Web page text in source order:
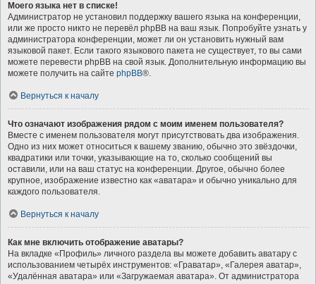
Моего языка нет в списке!
Администратор не установил поддержку вашего языка на конференции,
или же просто никто не перевёл phpBB на ваш язык. Попробуйте узнать у
администратора конференции, может ли он установить нужный вам
языковой пакет. Если такого языкового пакета не существует, то вы сами
можете перевести phpBB на свой язык. Дополнительную информацию вы
можете получить на сайте phpBB®.
Вернуться к началу
Что означают изображения рядом с моим именем пользователя?
Вместе с именем пользователя могут присутствовать два изображения.
Одно из них может относиться к вашему званию, обычно это звёздочки,
квадратики или точки, указывающие на то, сколько сообщений вы
оставили, или на ваш статус на конференции. Другое, обычно более
крупное, изображение известно как «аватара» и обычно уникально для
каждого пользователя.
Вернуться к началу
Как мне включить отображение аватары?
На вкладке «Профиль» личного раздела вы можете добавить аватару с
использованием четырёх инструментов: «Граватар», «Галерея аватар»,
«Удалённая аватара» или «Загружаемая аватара». От администратора